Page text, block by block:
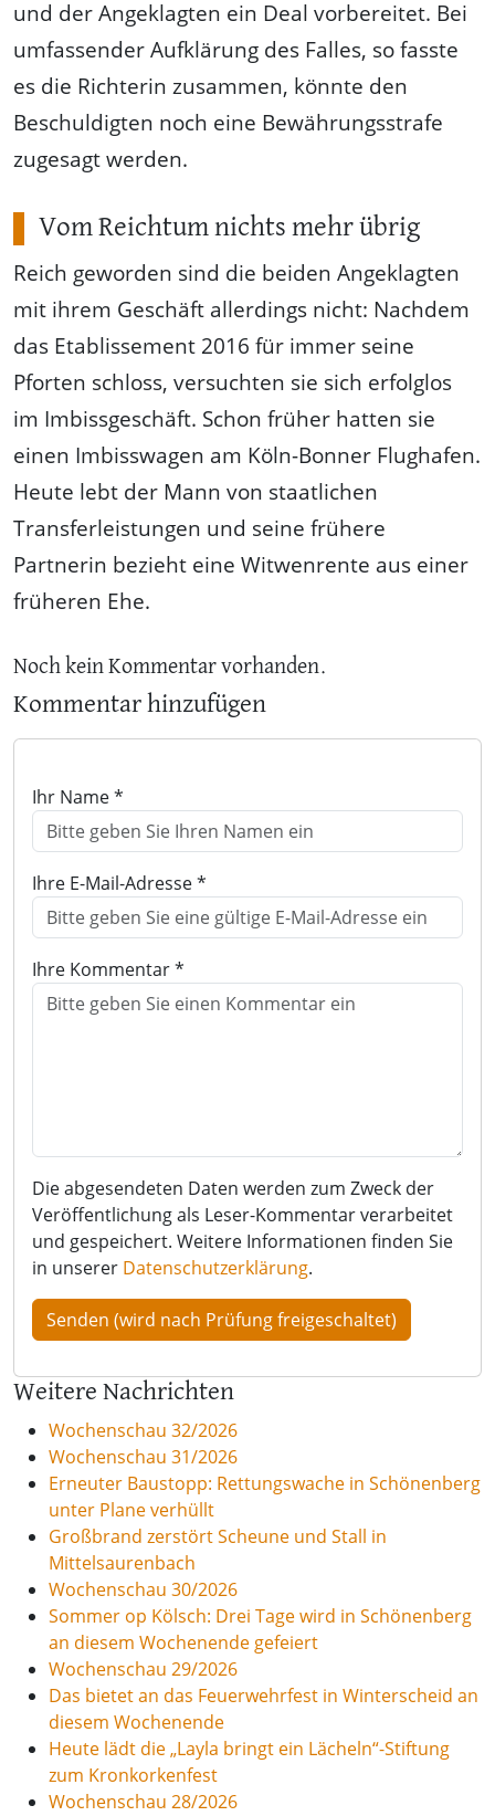
und der Angeklagten ein Deal vorbereitet. Bei
umfassender Aufklärung des Falles, so fasste
es die Richterin zusammen, könnte den
Beschuldigten noch eine Bewährungsstrafe
zugesagt werden.
Vom Reichtum nichts mehr übrig
Reich geworden sind die beiden Angeklagten
mit ihrem Geschäft allerdings nicht: Nachdem
das Etablissement 2016 für immer seine
Pforten schloss, versuchten sie sich erfolglos
im Imbissgeschäft. Schon früher hatten sie
einen Imbisswagen am Köln-Bonner Flughafen.
Heute lebt der Mann von staatlichen
Transferleistungen und seine frühere
Partnerin bezieht eine Witwenrente aus einer
früheren Ehe.
Noch kein Kommentar vorhanden.
Kommentar hinzufügen
Ihr Name *
Ihre E-Mail-Adresse *
Ihre Kommentar *
Die abgesendeten Daten werden zum Zweck der
Veröffentlichung als Leser-Kommentar verarbeitet
und gespeichert. Weitere Informationen finden Sie
in unserer Datenschutzerklärung.
Weitere Nachrichten
Wochenschau 32/2026
Wochenschau 31/2026
Erneuter Baustopp: Rettungswache in Schönenberg
unter Plane verhüllt
Großbrand zerstört Scheune und Stall in
Mittelsaurenbach
Wochenschau 30/2026
Sommer op Kölsch: Drei Tage wird in Schönenberg
an diesem Wochenende gefeiert
Wochenschau 29/2026
Das bietet an das Feuerwehrfest in Winterscheid an
diesem Wochenende
Heute lädt die „Layla bringt ein Lächeln“-Stiftung
zum Kronkorkenfest
Wochenschau 28/2026